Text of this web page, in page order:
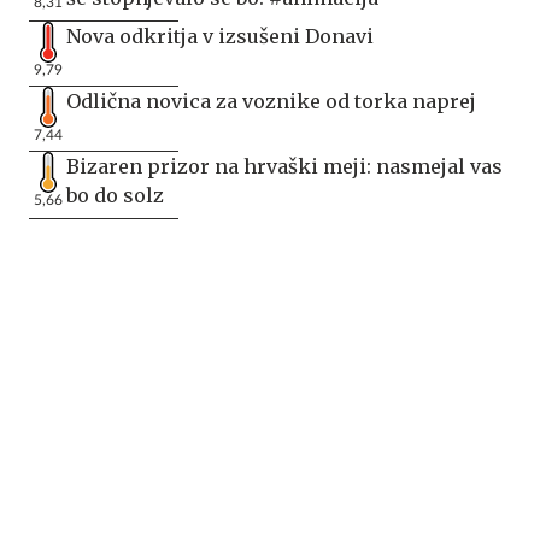
9,79
Nova odkritja v izsušeni Donavi
7,44
Odlična novica za voznike od torka naprej
5,66
Bizaren prizor na hrvaški meji: nasmejal vas
bo do solz